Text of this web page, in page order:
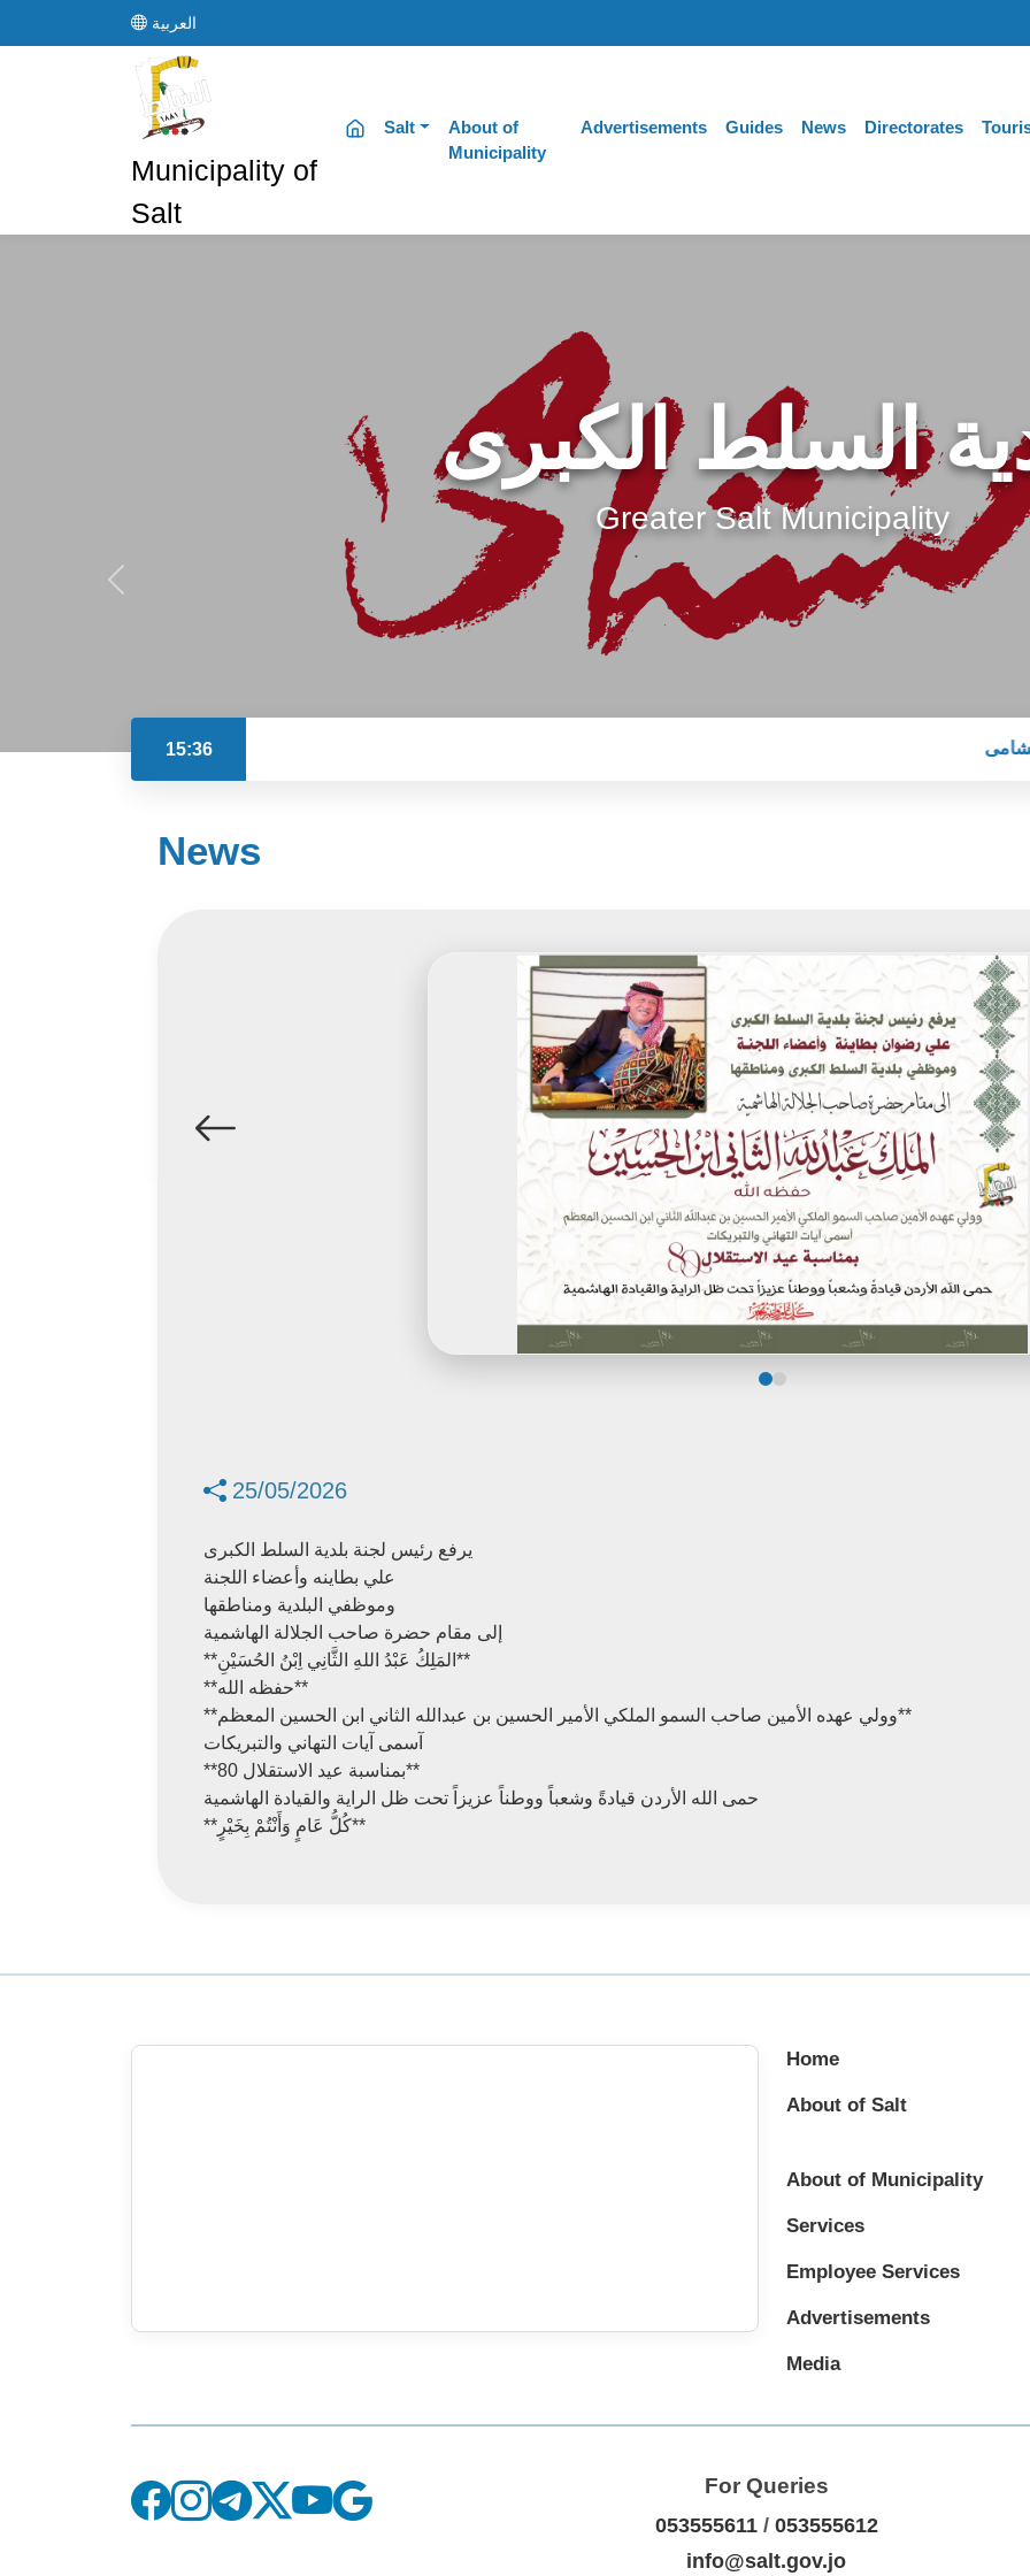
العربية
Municipality of
Salt
Salt
About of
Municipality
Advertisements Guides News Directorates
السلط الكبرى
Greater Salt Municipality
15:36
News
25/05/2026
يرفع رئيس لجنة بلدية السلط الكبرى
علي بطاينه وأعضاء اللجنة
وموظفي البلدية ومناطقها
إلى مقام حضرة صاحب الجلالة الهاشمية
**المَلِكُ عَبْدُ اللهِ الثَّانِي اِبْنُ الحُسَيْنِ**
**حفظه الله**
**وولي عهده الأمين صاحب السمو الملكي الأمير الحسين بن عبدالله الثاني ابن الحسين المعظم**
آسمى آيات التهاني والتبريكات
**بمناسبة عيد الاستقلال 80**
حمى الله الأردن قيادةً وشعباً ووطناً عزيزاً تحت ظل الراية والقيادة الهاشمية
**كُلُّ عَامٍ وَأَنْتُمْ بِخَيْرٍ**
Home
About of Salt
About of Municipality
Services
Employee Services
Advertisements
Media
For Queries
053555611/ 053555612
info@salt.gov.jo